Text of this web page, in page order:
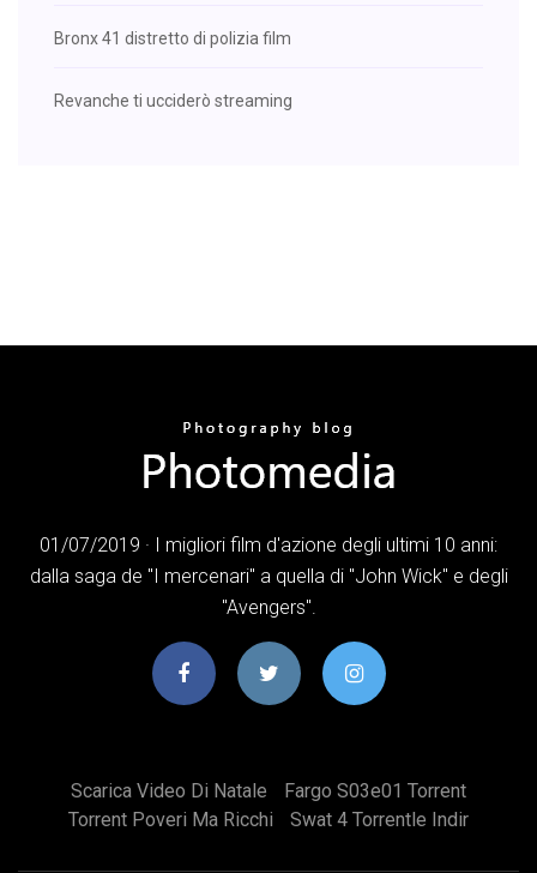
Bronx 41 distretto di polizia film
Revanche ti ucciderò streaming
01/07/2019 · I migliori film d'azione degli ultimi 10 anni:
dalla saga de "I mercenari" a quella di "John Wick" e degli
"Avengers".
Scarica Video Di Natale
Fargo S03e01 Torrent
Torrent Poveri Ma Ricchi
Swat 4 Torrentle Indir